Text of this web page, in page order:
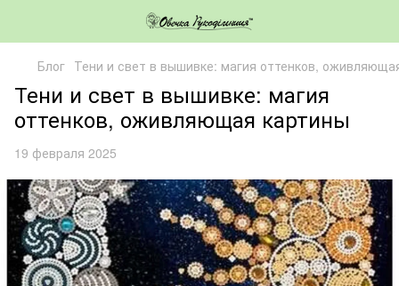
Блог Тени и свет в вышивке: магия оттенков,
Тени и свет в вышивке: магия
оттенков, оживляющая картины
19 февраля 2025